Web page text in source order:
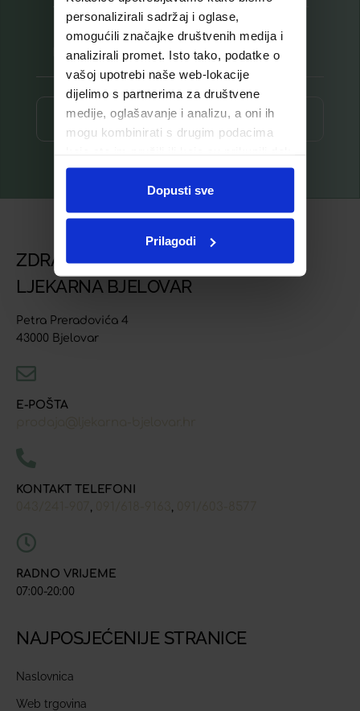
personalizirali sadržaj i oglase,
omogućili značajke društvenih medija i
analizirali promet. Isto tako, podatke o
vašoj upotrebi naše web-lokacije
dijelimo s partnerima za društvene
medije, oglašavanje i analizu, a oni ih
mogu kombinirati s drugim podacima
ste upotrebljavali njihove usluge.
Dopusti sve
Prilagodi
Prijava ⟶
ZDRAVSTVENA USTANOVA
LJEKARNA BJELOVAR
Petra Preradovića 4
43000 Bjelovar
E-POŠTA
KONTAKT TELEFONI
RADNO VRIJEME
07:00-20:00
NAJPOSJEĆENIJE STRANICE
Naslovnica
Web trgovina